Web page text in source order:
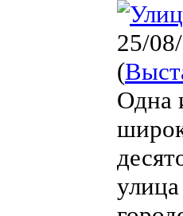
25/
(
Одна